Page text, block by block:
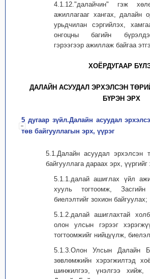
4.1.12."далайчин" гэж
ажиллагааг хангах, далайн
урьдчилан сэргийлэх,
онгоцны багийн
гэрээгээр ажиллаж байгаа
ХОЁРДУГААР
ДАЛАЙН АСУУДАЛ ЭРХЭЛСЭН
БҮРЭН ЭРХ
5 дугаар зүйл.Далайн асуудал
төв байгууллагын эрх, үүрэг
5.1.Далайн асуудал эрхэлсэн
байгууллага дараах эрх,
5.1.1.далай ашиглах үйл
хууль тогтоомж, Засгийн
биелэлтийг зохион байгуулах;
5.1.2.далай ашиглахтай
олон улсын гэрээг
тогтоомжийг нийцүүлж,
5.1.3.Олон Улсын Далайн
зөвлөмжийн хэрэгжилтэд
шинжилгээ, үнэлгээ хийж,